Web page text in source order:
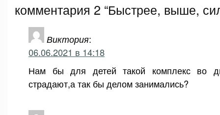
комментария 2 “Быстрее, выше,
Виктория:
06.06.2021 в 14:18
Нам бы для детей такой комплекс во
страдают,а так бы делом занимались?